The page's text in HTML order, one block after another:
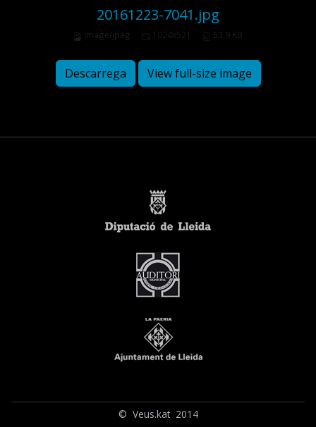
20161223-7041.jpg
image/jpeg 1024x521 53.9 KB
Descarrega View full-size image
© Veus.kat 2014